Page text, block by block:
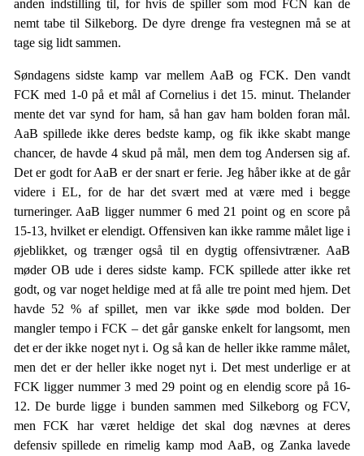
anden indstilling til, for hvis de spiller som mod FCN kan de
nemt tabe til Silkeborg. De dyre drenge fra vestegnen må se at
tage sig lidt sammen.
Søndagens sidste kamp var mellem AaB og FCK. Den vandt
FCK med 1-0 på et mål af Cornelius i det 15. minut. Thelander
mente det var synd for ham, så han gav ham bolden foran mål.
AaB spillede ikke deres bedste kamp, og fik ikke skabt mange
chancer, de havde 4 skud på mål, men dem tog Andersen sig af.
Det er godt for AaB er der snart er ferie. Jeg håber ikke at de går
videre i EL, for de har det svært med at være med i begge
turneringer. AaB ligger nummer 6 med 21 point og en score på
15-13, hvilket er elendigt. Offensiven kan ikke ramme målet lige i
øjeblikket, og trænger også til en dygtig offensivtræner. AaB
møder OB ude i deres sidste kamp. FCK spillede atter ikke ret
godt, og var noget heldige med at få alle tre point med hjem. Det
havde 52 % af spillet, men var ikke søde mod bolden. Der
mangler tempo i FCK – det går ganske enkelt for langsomt, men
det er der ikke noget nyt i. Og så kan de heller ikke ramme målet,
men det er der heller ikke noget nyt i. Det mest underlige er at
FCK ligger nummer 3 med 29 point og en elendig score på 16-
12. De burde ligge i bunden sammen med Silkeborg og FCV,
men FCK har været heldige det skal dog nævnes at deres
defensiv spillede en rimelig kamp mod AaB, og Zanka lavede